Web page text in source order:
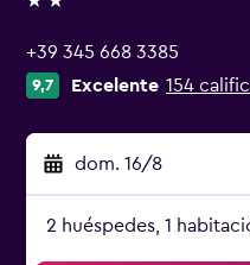
2 estrellas
+39 345 668 3385
9,7 Excelente 154
dom. 16/8
2 huéspedes, 1